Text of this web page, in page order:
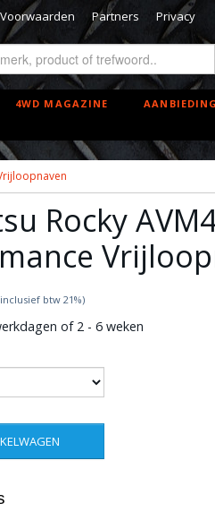
Voorwaarden Partners Privacy
4WD MAGAZINE
Rocky
btw 21%)
of 2 - 6 weken